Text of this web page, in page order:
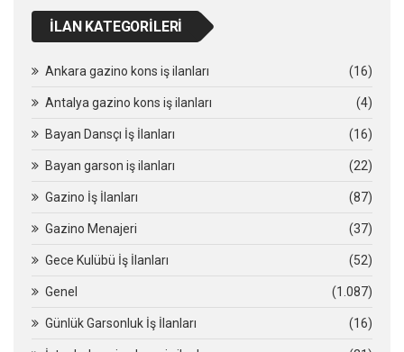
İLAN KATEGORILERI
Ankara gazino kons iş ilanları (16)
Antalya gazino kons iş ilanları (4)
Bayan Dansçı İş İlanları (16)
Bayan garson iş ilanları (22)
Gazino İş İlanları (87)
Gazino Menajeri (37)
Gece Kulübü İş İlanları (52)
Genel (1.087)
Günlük Garsonluk İş İlanları (16)